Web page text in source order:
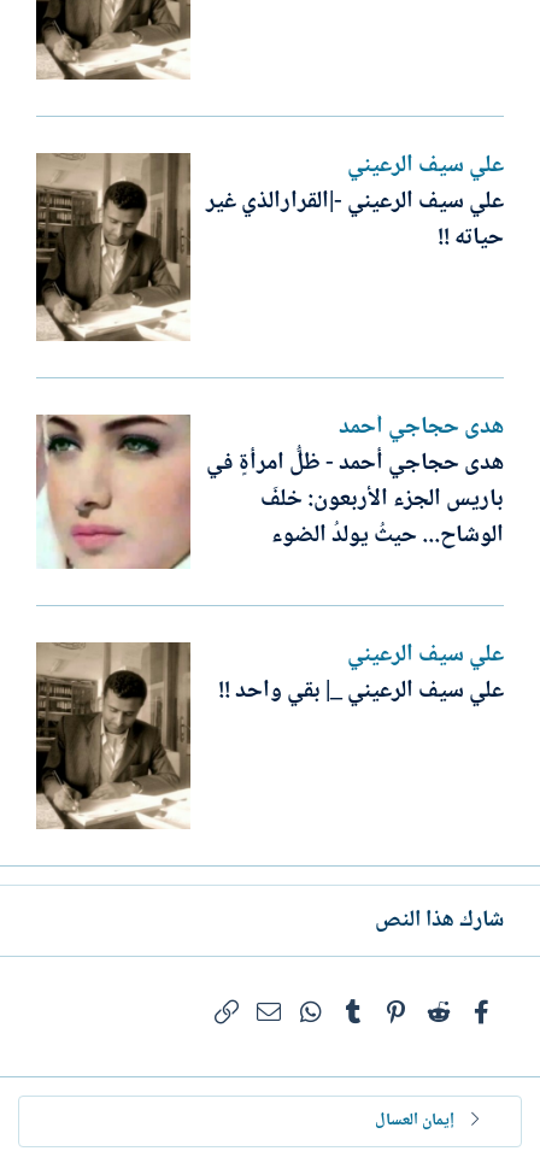
علي سيف الرعيني
علي سيف الرعيني -|القرارالذي غير
حياته !!
ھدى حجاجي أحمد
ھدى حجاجي أحمد - ظلُّ امرأةٍ في
باريس الجزء الأربعون: خلفَ
الوشاح... حيثُ يولدُ الضوء
علي سيف الرعيني
علي سيف الرعيني _| بقي واحد !!
شارك هذا النص
فيسبوكReddit
Pinterest
Tumblr
WhatsAppالبريد الإلكتروني
إيمان العسال